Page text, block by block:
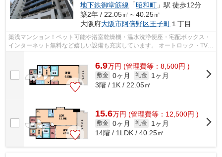
地下鉄御堂筋線 「昭和町 」駅 徒歩12分
築2年 / 22.05㎡～40.25㎡
大阪府大阪市阿倍野区王子町 １丁目
築浅マンション！ペット可能や浴室乾燥機・温水洗浄便座・宅配ボックス・
インターネット無料など嬉しい設備も充実しています。 オートロック・TVモ
6.9万円 (管理費等：8,500円 )
敷金 0ヶ月 礼金
1ヶ月
3階 / 1K / 22.05㎡
15.6万円 (管理費等：12,500円 )
敷金 0ヶ月 礼金
1ヶ月
14階 / 1LDK / 40.25㎡